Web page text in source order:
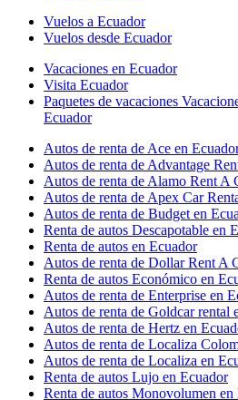
Vuelos a Ecuador
Vuelos desde Ecuador
Vacaciones en Ecuador
Visita Ecuador
Paquetes de vacaciones
Ecuador
Autos de renta de Ace en
Autos de renta de Advantage
Autos de renta de Alamo Rent A
Autos de renta de Apex Car
Autos de renta de Budget en
Renta de autos Descapotable en
Renta de autos en Ecuador
Autos de renta de Dollar Rent A
Renta de autos Económico en
Autos de renta de Enterprise en
Autos de renta de Goldcar rental
Autos de renta de Hertz en
Autos de renta de Localiza
Autos de renta de Localiza en
Renta de autos Lujo en Ecuador
Renta de autos Monovolumen en